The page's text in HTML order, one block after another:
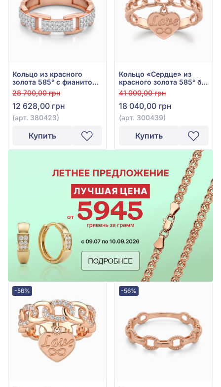
Кольцо из красного
золота 585° с фианитом,
арт. 380423
28 700,00 грн
12 628,00 грн
(арт. 380423)
Купить
Кольцо «Сердце» из
красного золота 585° без
вставки, арт. 300439
41 000,00 грн
18 040,00 грн
(арт. 300439)
Купить
-56% -56%